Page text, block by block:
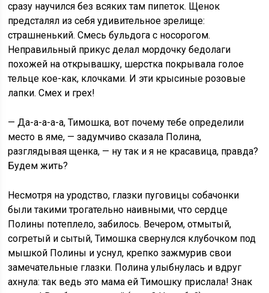
сразу научился без всяких там пипеток. Щенок
предсталял из себя удивительное зрелище:
страшненький. Смесь бульдога с носорогом.
Неправильный прикус делал мордочку бедолаги
похожей на открывашку, шерстка покрывала голое
тельце кое-как, клочками. И эти крысиные розовые
лапки. Смех и грех!
— Да-а-а-а-а, Тимошка, вот почему тебе определили
место в яме, — задумчиво сказала Полина,
разглядывая щенка, — ну так и я не красавица, правда?
Будем жить?
Несмотря на уродство, глазки пуговицы собачонки
были такими трогательно наивными, что сердце
Полины потеплело, забилось. Вечером, отмытый,
согретый и сытый, Тимошка свернулся клубочком под
мышкой Полины и уснул, крепко зажмурив свои
замечательные глазки. Полина улыбнулась и вдруг
ахнула: так ведь это мама ей Тимошку прислала! Знак